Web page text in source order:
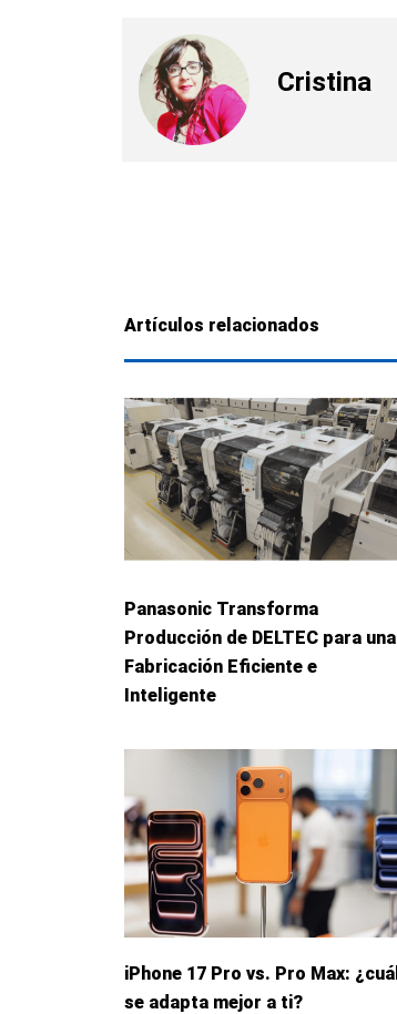
Cristina
Artículos relacionados
Panasonic Transforma
Producción de DELTEC para una
Fabricación Eficiente e
Inteligente
iPhone 17 Pro vs. Pro Max: ¿cuál
se adapta mejor a ti?